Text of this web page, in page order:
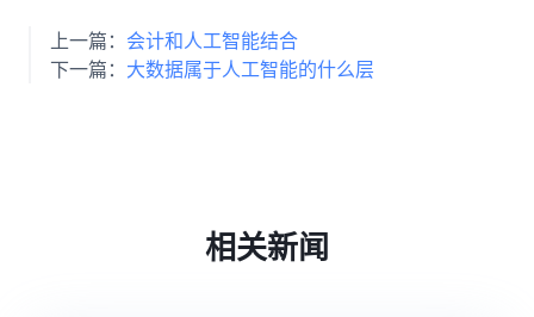
上一篇： 会计和人工智能结合
下一篇： 大数据属于人工智能的什么层
相关新闻